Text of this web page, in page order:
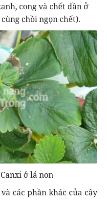
cong và chết dần ở
chồi ngọn chết).
ở lá non
các phần khác của cây